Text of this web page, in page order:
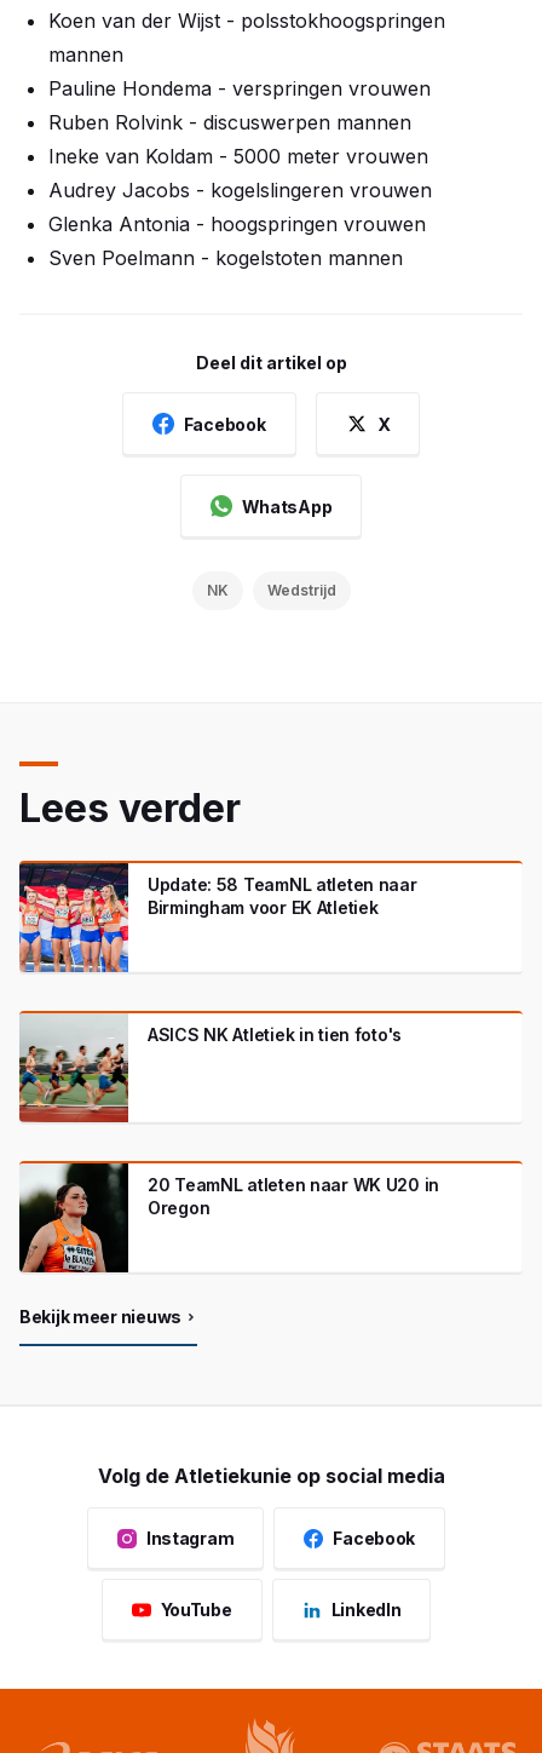
Koen van der Wijst - polsstokhoogspringen
mannen
Pauline Hondema - verspringen vrouwen
Ruben Rolvink - discuswerpen mannen
Ineke van Koldam - 5000 meter vrouwen
Audrey Jacobs - kogelslingeren vrouwen
Glenka Antonia - hoogspringen vrouwen
Sven Poelmann - kogelstoten mannen
Deel dit artikel op
Facebook X
WhatsApp
NK Wedstrijd
Lees verder
Update: 58 TeamNL atleten naar
Birmingham voor EK Atletiek
ASICS NK Atletiek in tien foto's
20 TeamNL atleten naar WK U20 in
Oregon
Bekijk meer nieuws
Volg de Atletiekunie op social media
Instagram Facebook
YouTube LinkedIn